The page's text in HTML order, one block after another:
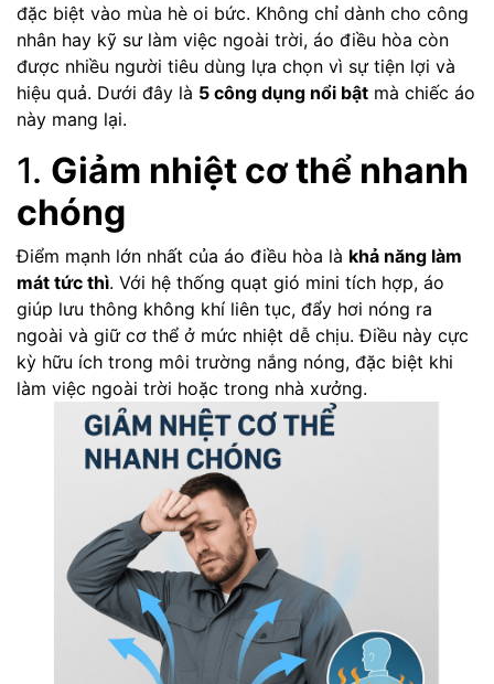
đặc biệt vào mùa hè oi bức. Không chỉ dành cho công
nhân hay kỹ sư làm việc ngoài trời, áo điều hòa còn
được nhiều người tiêu dùng lựa chọn vì sự tiện lợi và
hiệu quả. Dưới đây là 5 công dụng nổi bật mà chiếc áo
này mang lại.
1. Giảm nhiệt cơ thể nhanh
chóng
Điểm mạnh lớn nhất của áo điều hòa là khả năng làm
mát tức thì. Với hệ thống quạt gió mini tích hợp, áo
giúp lưu thông không khí liên tục, đẩy hơi nóng ra
ngoài và giữ cơ thể ở mức nhiệt dễ chịu. Điều này cực
kỳ hữu ích trong môi trường nắng nóng, đặc biệt khi
làm việc ngoài trời hoặc trong nhà xưởng.